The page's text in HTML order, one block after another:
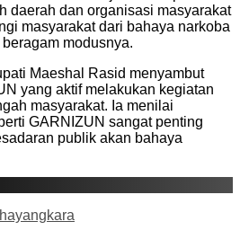
daerah dan organisasi masyarakat
masyarakat dari bahaya narkoba
modusnya.
Maeshal Rasid menyambut
yang aktif melakukan kegiatan
masyarakat. Ia menilai
GARNIZUN sangat penting
publik akan bahaya